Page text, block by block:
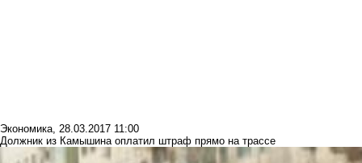
Экономика, 28.03.2017 11:00
Должник из Камышина оплатил штраф прямо на трассе